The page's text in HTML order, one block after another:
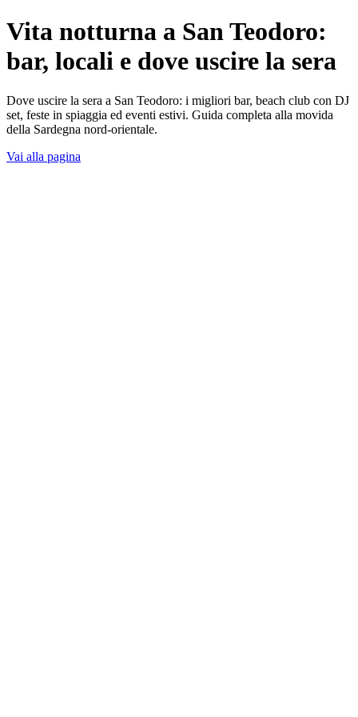
Vita notturna a San Teodoro:
bar, locali e dove uscire la sera
Dove uscire la sera a San Teodoro: i migliori bar, beach club con DJ
set, feste in spiaggia ed eventi estivi. Guida completa alla movida
della Sardegna nord-orientale.
Vai alla pagina